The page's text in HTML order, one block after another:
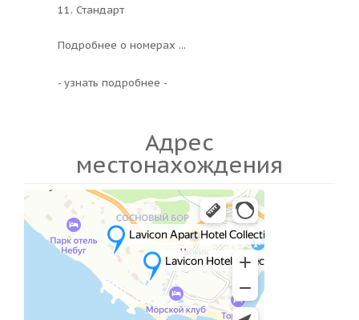
11. Стандарт
Подробнее о номерах ...
- узнать подробнее -
Адрес
местонахождения